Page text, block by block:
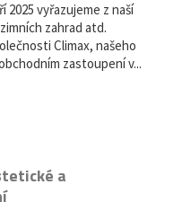
2025 vyřazujeme z naší
zahrad atd.
Climax, našeho
zastoupení v...
a